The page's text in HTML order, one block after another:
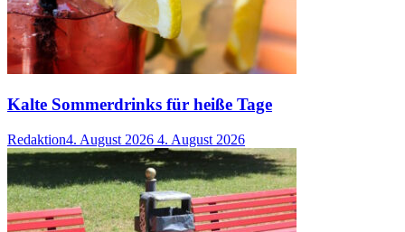
Kalte Sommerdrinks für heiße Tage
Redaktion4. August 2026 4. August 2026